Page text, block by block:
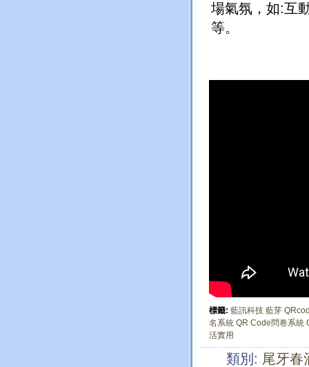
場氣氛，如:互
等。
標籤: 藍訊科技 藍芽
名系統 QR Code問卷系統
活實用
類別: 尾牙春